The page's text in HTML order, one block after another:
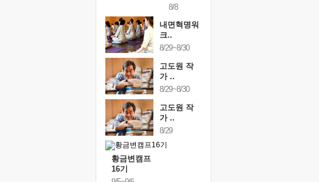
8/8
내면혁명워
크..
8/29~8/30
고도원 작
가 ..
8/29~8/30
고도원 작
가 ..
8/29
황금변캠프
16기